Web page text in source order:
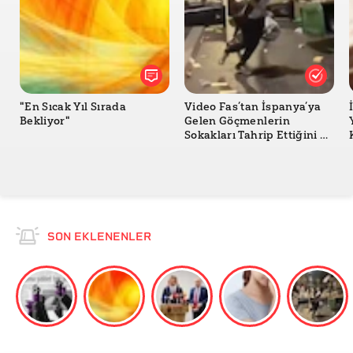
"En Sıcak Yıl Sırada
Bekliyor"
Video Fas’tan İspanya’ya
Gelen Göçmenlerin
Sokakları Tahrip Ettiğini mi
SON EKLENENLER